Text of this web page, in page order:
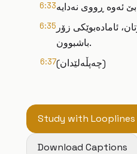
6:33
6:35 ئامادەبوێکی زۆر
باشبوون.
6:37 (چەپڵەلێدان)
Study with Looplines
Download Captions